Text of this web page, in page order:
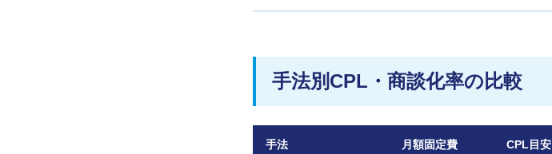
手法別CPL・商談化率の比較
手法 月額固定費 CPL目安